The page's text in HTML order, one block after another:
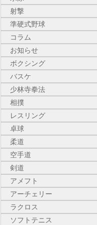
射撃
準硬式野球
コラム
お知らせ
ボクシング
バスケ
少林寺拳法
相撲
レスリング
卓球
柔道
空手道
剣道
アメフト
アーチェリー
ラクロス
ソフトテニス